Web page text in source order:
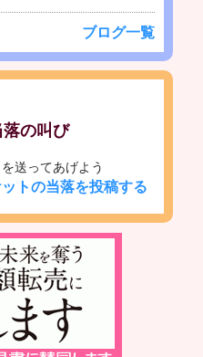
ブログ一覧
の叫び
送ってあげよう
トの当落を投稿する